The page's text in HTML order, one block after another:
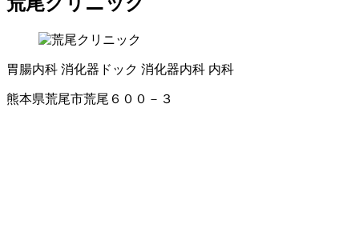
胃腸内科 消化器ドック 消化器内科 内科
熊本県荒尾市荒尾６００－３